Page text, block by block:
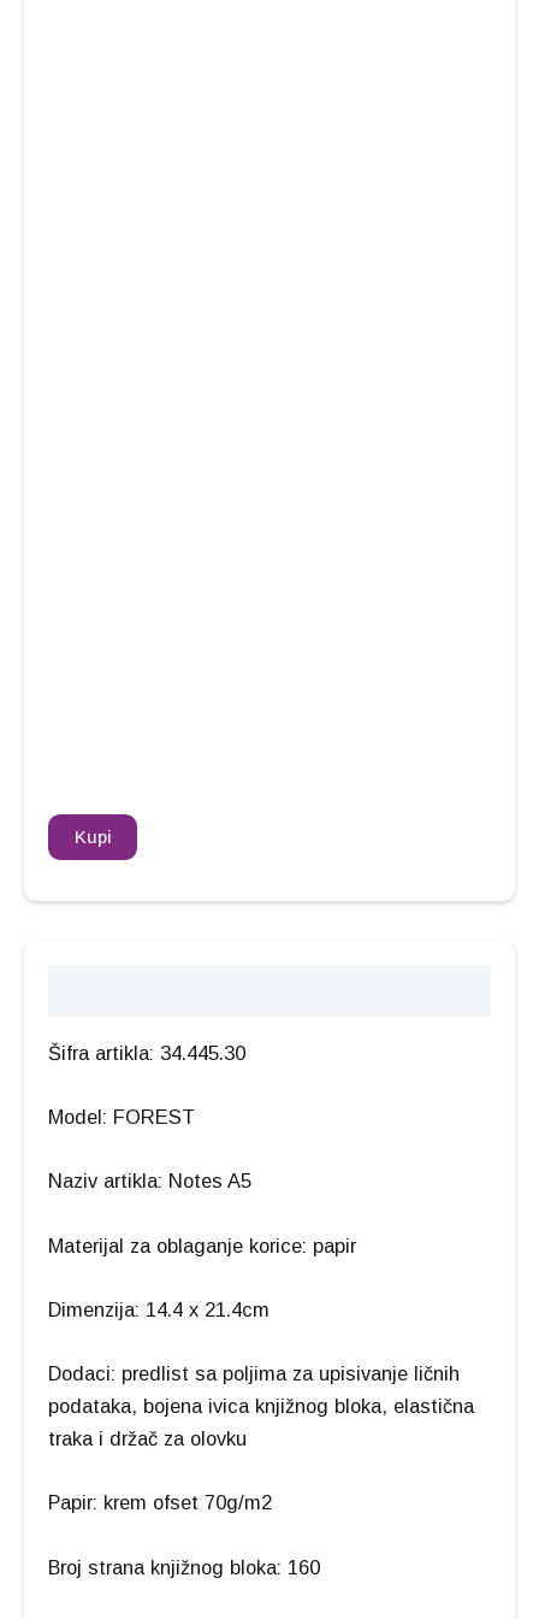
Kupi
Šifra artikla: 34.445.30
Model: FOREST
Naziv artikla: Notes A5
Materijal za oblaganje korice: papir
Dimenzija: 14.4 x 21.4cm
Dodaci: predlist sa poljima za upisivanje ličnih
podataka, bojena ivica knjižnog bloka, elastična
traka i držač za olovku
Papir: krem ofset 70g/m2
Broj strana knjižnog bloka: 160